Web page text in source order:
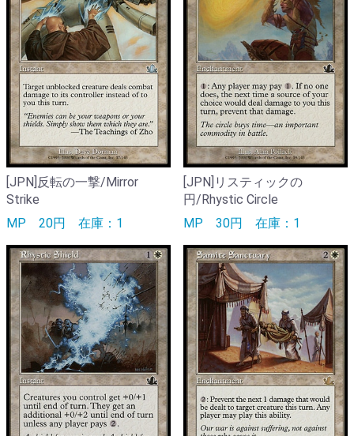
[JPN]反転の一撃/Mirror
Strike
MP 20円 在庫：1
[JPN]リスティックの
円/Rhystic Circle
MP 30円 在庫：1